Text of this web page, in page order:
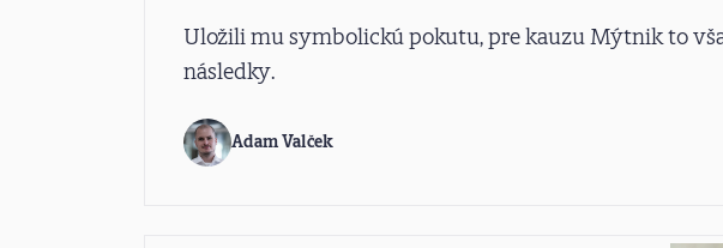
Uložili mu symbolickú pokutu, pre kauzu Mýtnik to
následky.
Adam Valček